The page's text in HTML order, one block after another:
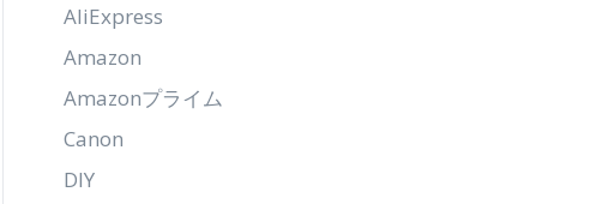
AliExpress
Amazon
Amazonプライム
Canon
DIY